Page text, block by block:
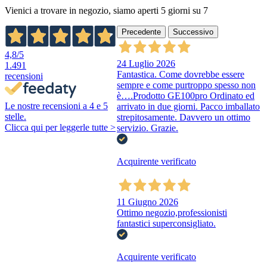
Vienici a trovare in negozio, siamo aperti 5 giorni su 7
4,8/5
1.491
recensioni
Le nostre recensioni a 4 e 5
stelle.
Clicca qui per leggerle tutte >
Precedente Successivo
24 Luglio 2026
Fantastica. Come dovrebbe essere
sempre e come purtroppo spesso non
è….Prodotto GE100pro Ordinato ed
arrivato in due giorni. Pacco imballato
strepitosamente. Davvero un ottimo
servizio. Grazie.
Acquirente verificato
11 Giugno 2026
Ottimo negozio,professionisti
fantastici superconsigliato.
Acquirente verificato